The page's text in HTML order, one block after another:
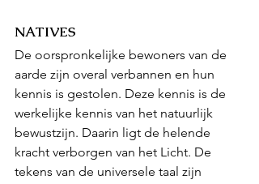
NATIVES
De oorspronkelijke bewoners van de
aarde zijn overal verbannen en hun
kennis is gestolen. Deze kennis is de
werkelijke kennis van het natuurlijk
bewustzijn. Daarin ligt de helende
kracht verborgen van het Licht. De
tekens van de universele taal zijn